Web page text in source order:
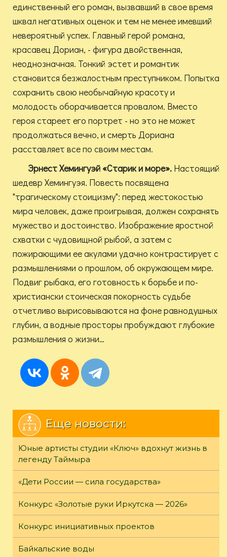
единственный его роман, вызвавший в свое время
шквал негативных оценок и тем не менее имевший
невероятный успех. Главный герой романа,
красавец Дориан, - фигура двойственная,
неоднозначная. Тонкий эстет и романтик
становится безжалостным преступником. Попытка
сохранить свою необычайную красоту и
молодость оборачивается провалом. Вместо
героя стареет его портрет - но это не может
продолжаться вечно, и смерть Дориана
расставляет все по своим местам.
Эрнест Хемингуэй «Старик и море». Настоящий
шедевр Хемингуэя. Повесть посвящена
"трагическому стоицизму": перед жестокостью
мира человек, даже проигрывая, должен сохранять
мужество и достоинство. Изображение яростной
схватки с чудовищной рыбой, а затем с
пожирающими ее акулами удачно контрастирует с
размышлениями о прошлом, об окружающем мире.
Подвиг рыбака, его готовность к борьбе и по-
христиански стоическая покорность судьбе
отчетливо вырисовываются на фоне равнодушных
глубин, а водные просторы пробуждают глубокие
размышления о жизни…
Еще новости:
Юные артисты студии «Ключ» вдохнут жизнь в
легенду Таймыра
«Дети России — сила государства»
Конкурс «Золотые руки Иркутска — 2026»
Конкурс инициативных проектов
Байкальские воды